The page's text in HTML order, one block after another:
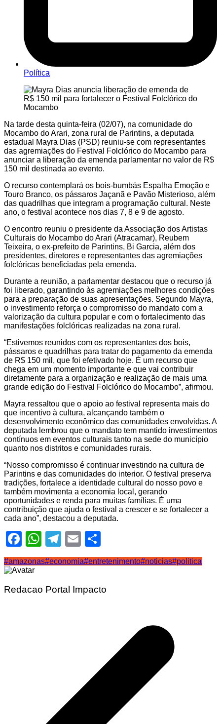
Política
Na tarde desta quinta-feira (02/07), na comunidade do
Mocambo do Arari, zona rural de Parintins, a deputada
estadual Mayra Dias (PSD) reuniu-se com representantes
das agremiações do Festival Folclórico do Mocambo para
anunciar a liberação da emenda parlamentar no valor de R$
150 mil destinada ao evento.
O recurso contemplará os bois-bumbás Espalha Emoção e
Touro Branco, os pássaros Jaçanã e Pavão Misterioso, além
das quadrilhas que integram a programação cultural. Neste
ano, o festival acontece nos dias 7, 8 e 9 de agosto.
O encontro reuniu o presidente da Associação dos Artistas
Culturais do Mocambo do Arari (Atracamar), Reubem
Teixeira, o ex-prefeito de Parintins, Bi Garcia, além dos
presidentes, diretores e representantes das agremiações
folclóricas beneficiadas pela emenda.
Durante a reunião, a parlamentar destacou que o recurso já
foi liberado, garantindo às agremiações melhores condições
para a preparação de suas apresentações. Segundo Mayra,
o investimento reforça o compromisso do mandato com a
valorização da cultura popular e com o fortalecimento das
manifestações folclóricas realizadas na zona rural.
“Estivemos reunidos com os representantes dos bois,
pássaros e quadrilhas para tratar do pagamento da emenda
de R$ 150 mil, que foi efetivado hoje. É um recurso que
chega em um momento importante e que vai contribuir
diretamente para a organização e realização de mais uma
grande edição do Festival Folclórico do Mocambo”, afirmou.
Mayra ressaltou que o apoio ao festival representa mais do
que incentivo à cultura, alcançando também o
desenvolvimento econômico das comunidades envolvidas. A
deputada lembrou que o mandato tem mantido investimentos
contínuos em eventos culturais tanto na sede do município
quanto nos distritos e comunidades rurais.
“Nosso compromisso é continuar investindo na cultura de
Parintins e das comunidades do interior. O festival preserva
tradições, fortalece a identidade cultural do nosso povo e
também movimenta a economia local, gerando
oportunidades e renda para muitas famílias. É uma
contribuição que ajuda o festival a crescer e se fortalecer a
cada ano”, destacou a deputada.
Facebook
WhatsApp
Telegram
Email
#amazonas#economia#entretenimento#noticias#politica
Redacao Portal Impacto